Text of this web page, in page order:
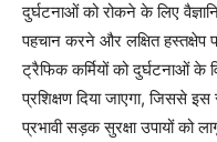
दुर्घटनाओं को रोकने के लिए
पहचान करने और लक्षित हस्तक्षेप
ट्रैफिक कर्मियों को दुर्घटनाओं
प्रशिक्षण दिया जाएगा, जिससे
प्रभावी सड़क सुरक्षा उपायों को